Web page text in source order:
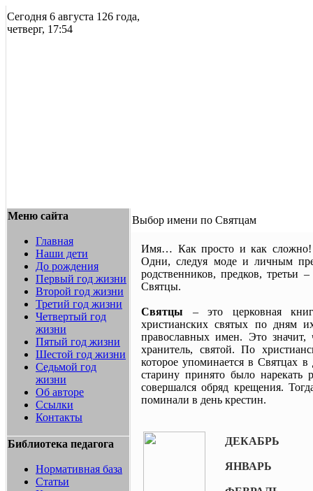
Сегодня 6 августа 126 года,
четверг, 17:54
Меню сайта
Главная
Наши дети
До рождения
Первый год жизни
Второй год жизни
Третий год жизни
Четвертый год
жизни
Пятый год жизни
Шестой год жизни
Седьмой год
жизни
Об авторе
Ссылки
Контакты
Библиотека педагога
Нормативная база
Статьи
Выбор имени по Святцам
Имя… Как просто и как сложно!
Одни, следуя моде и личным
родственников, предков, третьи
Святцы.
Святцы – это церковная
христианских святых по дням
православных имен. Это значит,
хранитель, святой. По
которое упоминается в Святцах
старину принято было нарекать
совершался обряд крещения.
поминали в день крестин.
ДЕКАБРЬ
ЯНВАРЬ